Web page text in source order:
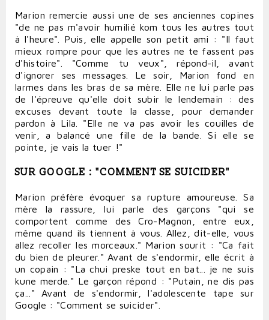
Marion remercie aussi une de ses anciennes copines
"de ne pas m'avoir humilié kom tous les autres tout
à l'heure". Puis, elle appelle son petit ami : "Il faut
mieux rompre pour que les autres ne te fassent pas
d'histoire". "Comme tu veux", répond-il, avant
d'ignorer ses messages. Le soir, Marion fond en
larmes dans les bras de sa mère. Elle ne lui parle pas
de l'épreuve qu'elle doit subir le lendemain : des
excuses devant toute la classe, pour demander
pardon à Lila. "Elle ne va pas avoir les couilles de
venir, a balancé une fille de la bande. Si elle se
pointe, je vais la tuer !"
SUR GOOGLE : "COMMENT SE SUICIDER"
Marion préfère évoquer sa rupture amoureuse. Sa
mère la rassure, lui parle des garçons "qui se
comportent comme des Cro-Magnon, entre eux,
même quand ils tiennent à vous. Allez, dit-elle, vous
allez recoller les morceaux." Marion sourit : "Ca fait
du bien de pleurer." Avant de s'endormir, elle écrit à
un copain : "La chui preske tout en bat... je ne suis
kune merde." Le garçon répond : "Putain, ne dis pas
ça..." Avant de s'endormir, l'adolescente tape sur
Google : "Comment se suicider".